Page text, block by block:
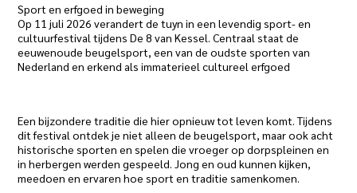
Sport en erfgoed in beweging
Op 11 juli 2026 verandert de tuyn in een levendig sport- en
cultuurfestival tijdens De 8 van Kessel. Centraal staat de
eeuwenoude beugelsport, een van de oudste sporten van
Nederland en erkend als immaterieel cultureel erfgoed
Een bijzondere traditie die hier opnieuw tot leven komt. Tijdens
dit festival ontdek je niet alleen de beugelsport, maar ook acht
historische sporten en spelen die vroeger op dorpspleinen en
in herbergen werden gespeeld. Jong en oud kunnen kijken,
meedoen en ervaren hoe sport en traditie samenkomen.